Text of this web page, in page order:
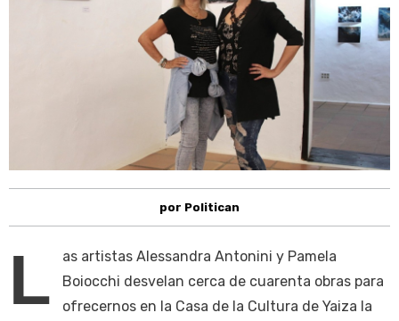
por Politican
L
as artistas Alessandra Antonini y Pamela
Boiocchi desvelan cerca de cuarenta obras para
ofrecernos en la Casa de la Cultura de Yaiza la